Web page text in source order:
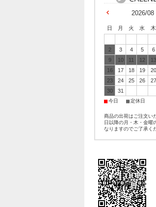
2026/08
日 月 火 水 木
2
3 4 5 6
9
10 11 12 13
16
17 18 19 20
23
24 25 26 27
30
31
■今日 ■定休日
商品の出荷はご注文い
日以降の月・木・金曜
なりますのでご了承く